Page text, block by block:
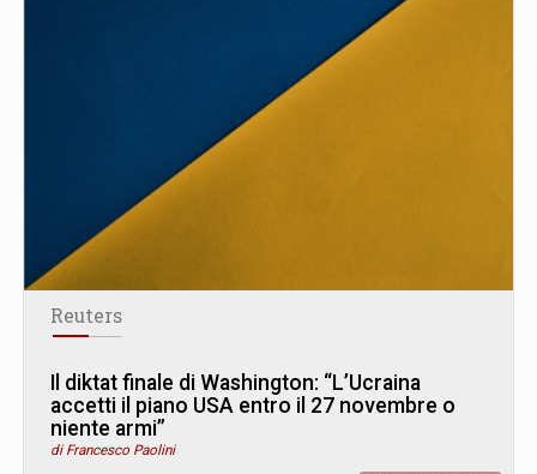
Reuters
Il diktat finale di Washington: “L’Ucraina
accetti il piano USA entro il 27 novembre o
niente armi”
di Francesco Paolini